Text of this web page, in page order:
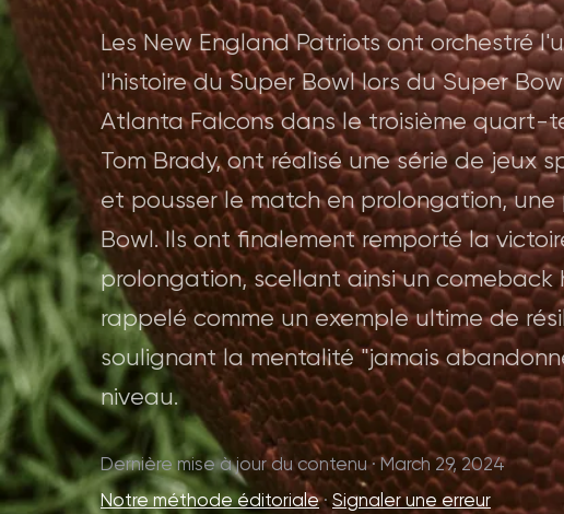
Les New England Patriots ont orchestré
l'histoire du Super Bowl lors du Super
Atlanta Falcons dans le troisième quart-
Tom Brady, ont réalisé une série de jeux
et pousser le match en prolongation, une
Bowl. Ils ont finalement remporté la
prolongation, scellant ainsi un comeback
rappelé comme un exemple ultime de
soulignant la mentalité "jamais
niveau.
Dernière mise à jour du contenu · March 29, 2024
Notre méthode éditoriale· Signaler une erreur